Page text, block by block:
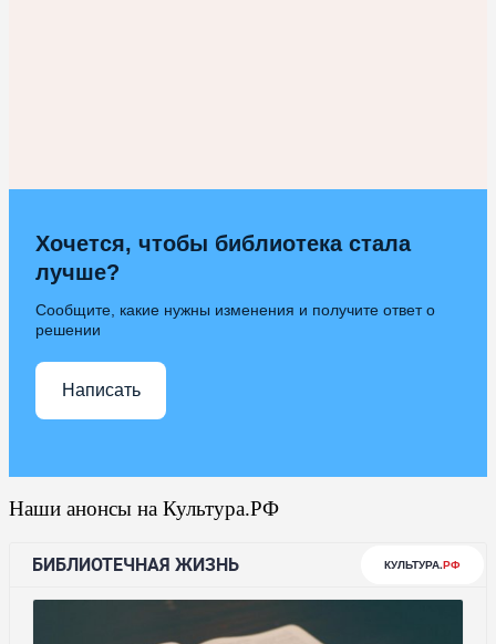
Хочется, чтобы библиотека стала
лучше?
Сообщите, какие нужны изменения и получите ответ о
решении
Написать
Наши анонсы на Культура.РФ